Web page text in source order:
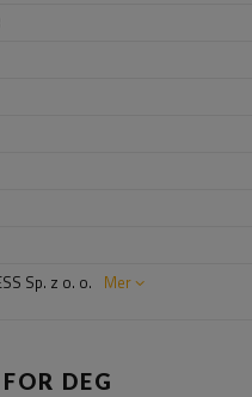
Sp. z o. o. Mer
DEG